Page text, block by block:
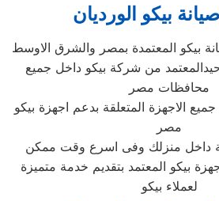
بيكو الورديان
بيكو المعتمدة بمصر والشرق الاوسط
من شركة بيكو داخل جميع
محافظات مصر
الاجهزة المتعلقة بدعم اجهزة بيكو
مصر
داخل منزلك وفى اسرع وقت ممكن
بيكو المعتمد بتقديم خدمة متميزة
لعملاء بيكو